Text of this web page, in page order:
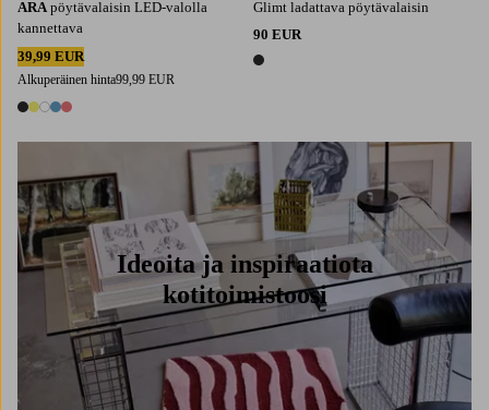
ARA pöytävalaisin LED-valolla
kannettava
39,99 EUR
Alkuperäinen hinta99,99 EUR
5 värejä
Glimt ladattava pöytävalaisin
90 EUR
1 väri
Ideoita ja inspiraatiota
kotitoimistoosi